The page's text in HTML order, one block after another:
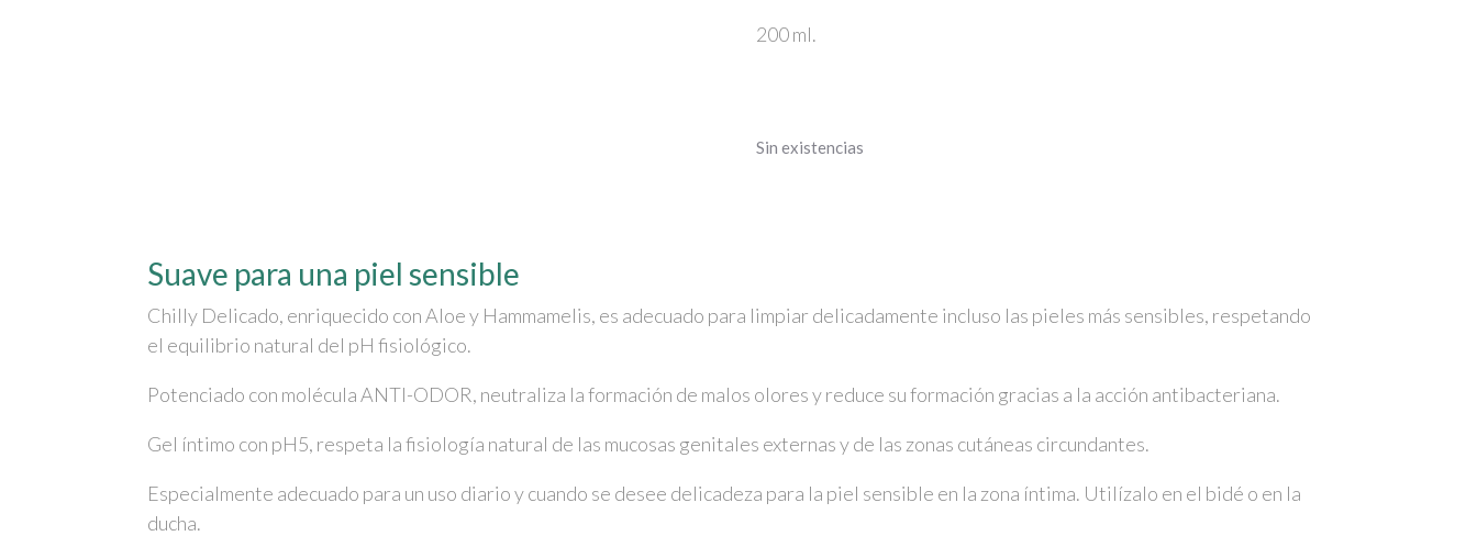
200 ml.
Sin existencias
Suave para una piel sensible
Chilly Delicado, enriquecido con Aloe y Hammamelis, es adecuado para limpiar delicadamente incluso las pieles más sensibles, respetando
el equilibrio natural del pH fisiológico.
Potenciado con molécula ANTI-ODOR, neutraliza la formación de malos olores y reduce su formación gracias a la acción antibacteriana.
Gel íntimo con pH5, respeta la fisiología natural de las mucosas genitales externas y de las zonas cutáneas circundantes.
Especialmente adecuado para un uso diario y cuando se desee delicadeza para la piel sensible en la zona íntima. Utilízalo en el bidé o en la
ducha.